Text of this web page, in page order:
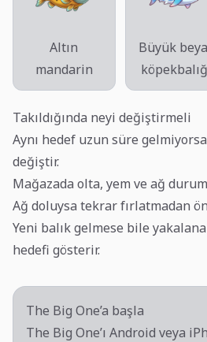
Altın
mandarin
Büyük
Takıldığında neyi değiştirmeli
Aynı hedef uzun süre
değiştir.
Mağazada olta, yem ve ağ
Ağ doluysa tekrar fırlatmadan
Yeni balık gelmese bile
hedefi gösterir.
The Big One’a başla
The Big One’ı Android veya